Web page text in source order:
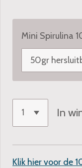
Mini Spirulina
In
Klik hier voor de